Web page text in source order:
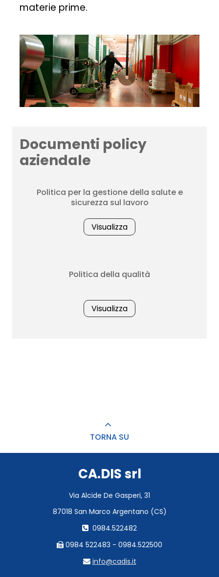
materie prime.
Documenti policy
aziendale
Politica per la gestione della salute e
sicurezza sul lavoro
Visualizza
Politica della qualità
Visualizza
TORNA SU
CA.DIS srl
Via Alcide De Gasperi, 31
87018 San Marco Argentano (CS)
0984.522482
0984 522483 - 0984.522500
info@cadis.it